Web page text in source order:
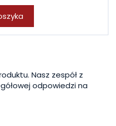
Nasz zespół z
odpowiedzi na